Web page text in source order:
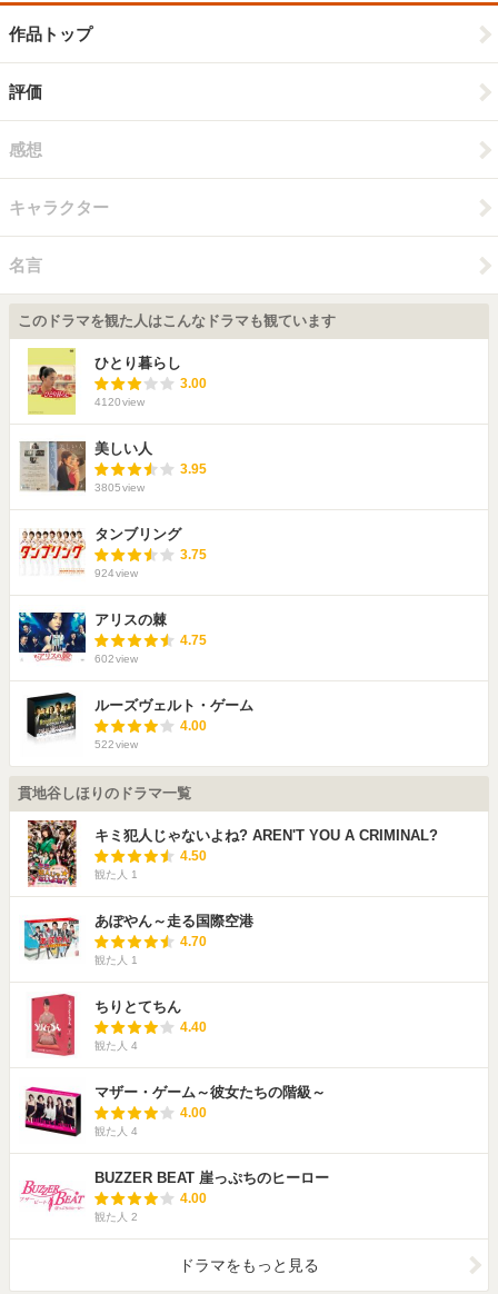
作品トップ
評価
感想
キャラクター
名言
このドラマを観た人はこんなドラマも観ています
ひとり暮らし
3.00
4120view
美しい人
3.95
3805view
タンブリング
3.75
924view
アリスの棘
4.75
602view
ルーズヴェルト・ゲーム
4.00
522view
貫地谷しほりのドラマ一覧
キミ犯人じゃないよね? AREN'T YOU A CRIMINAL?
4.50
観た人 1
あぽやん～走る国際空港
4.70
観た人 1
ちりとてちん
4.40
観た人 4
マザー・ゲーム～彼女たちの階級～
4.00
観た人 4
BUZZER BEAT 崖っぷちのヒーロー
4.00
観た人 2
ドラマをもっと見る